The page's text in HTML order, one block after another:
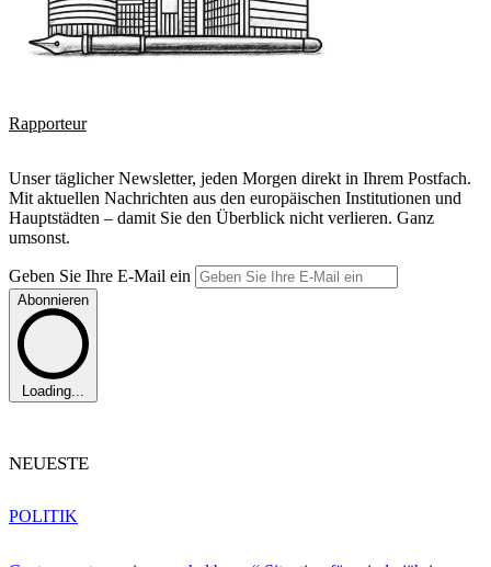
Rapporteur
Unser täglicher Newsletter, jeden Morgen direkt in Ihrem Postfach.
Mit aktuellen Nachrichten aus den europäischen Institutionen und
Hauptstädten – damit Sie den Überblick nicht verlieren. Ganz
umsonst.
Geben Sie Ihre E-Mail ein
Abonnieren
Loading...
NEUESTE
POLITIK